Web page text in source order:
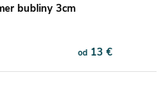
bubliny 3cm
od13 €